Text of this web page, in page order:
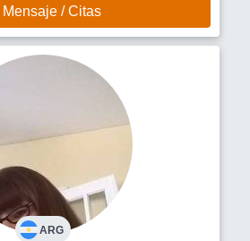
/ Citas
ARG